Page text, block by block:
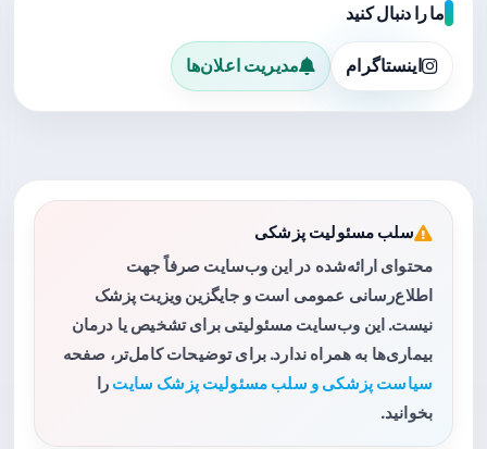
ما را دنبال کنید
اینستاگرام مدیریت اعلان‌ها
سلب مسئولیت پزشکی
محتوای ارائه‌شده در این وب‌سایت صرفاً جهت
اطلاع‌رسانی عمومی است و جایگزین ویزیت پزشک
نیست. این وب‌سایت مسئولیتی برای تشخیص یا درمان
بیماری‌ها به همراه ندارد. برای توضیحات کامل‌تر، صفحه
سیاست پزشکی و سلب مسئولیت پزشک سایت را
بخوانید.